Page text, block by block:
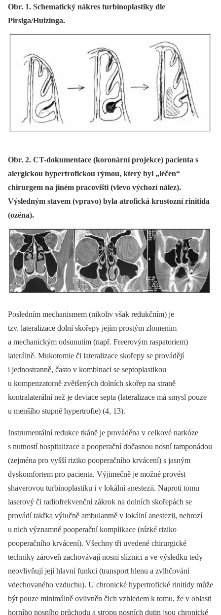
Obr. 1. Schematický nákres turbinoplastiky dle
Pirsiga/Huizinga.
Obr. 2. CT-dokumentace (koronární projekce) pacienta s
alergickou hypertrofickou rýmou, který byl „léčen“
chirurgem na jiném pracovišti (vlevo výchozí nález).
Výsledným stavem (vpravo) byla atrofická krustozní rinitida
(ozéna).
Posledním mechanismem (nikoliv však redukčním) je
tzv. lateralizace dolní skořepy jejím prostým zlomením
a mechanickým odsunutím (např. Freerovým raspatoriem)
laterálně. Mukotomie či lateralizace skořepy se provádějí
i jednostranně, často v kombinaci se septoplastikou
u kompenzatorně zvětšených dolních skořep na straně
kontralaterální než je deviace septa (lateralizace má smysl pouze
u menšího stupně hypertrofie) (4, 13).
Instrumentální redukce tkáně je prováděna v celkové narkóze
s nutností hospitalizace a pooperační dočasnou nosní tamponádou
(zejména pro vyšší riziko pooperačního krvácení) s jasným
dyskomfortem pro pacienta. Výjimečně je možné provést
shaverovou turbinoplastiku i v lokální anestezii. Naproti tomu
laserový či radiofrekvenční zákrok na dolních skořepách se
provádí takřka výlučně ambulantně v lokální anestezii, nehrozí
u nich významné pooperační komplikace (nízké riziko
pooperačního krvácení). Všechny tři uvedené chirurgické
techniky zároveň zachovávají nosní sliznici a ve výsledku tedy
neovlivňují její hlavní funkci (transport hlenu a zvlhčování
vdechovaného vzduchu). U chronické hypertrofické rinitidy může
být pouze minimálně ovlivněn čich vzhledem k tomu, že v oblasti
horního nosního průchodu a stropu nosních dutin jsou chronické